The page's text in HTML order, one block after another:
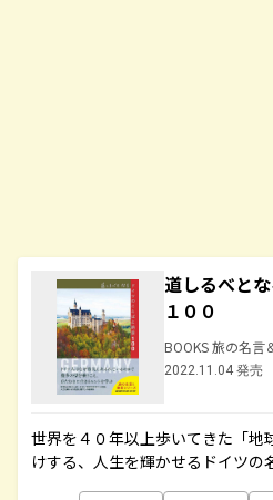
道しるべと
１００
BOOKS 旅の名言
2022.11.04 発売
世界を４０年以上歩いてきた「地
けする、人生を輝かせるドイツの